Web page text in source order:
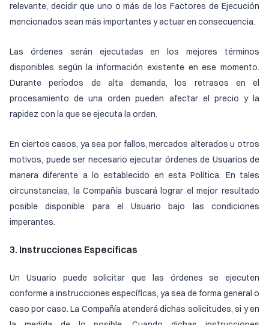
relevante, decidir que uno o más de los Factores de Ejecución
mencionados sean más importantes y actuar en consecuencia.
Las órdenes serán ejecutadas en los mejores términos
disponibles según la información existente en ese momento.
Durante períodos de alta demanda, los retrasos en el
procesamiento de una orden pueden afectar el precio y la
rapidez con la que se ejecuta la orden.
En ciertos casos, ya sea por fallos, mercados alterados u otros
motivos, puede ser necesario ejecutar órdenes de Usuarios de
manera diferente a lo establecido en esta Política. En tales
circunstancias, la Compañía buscará lograr el mejor resultado
posible disponible para el Usuario bajo las condiciones
imperantes.
3. Instrucciones Específicas
Un Usuario puede solicitar que las órdenes se ejecuten
conforme a instrucciones específicas, ya sea de forma general o
caso por caso. La Compañía atenderá dichas solicitudes, si y en